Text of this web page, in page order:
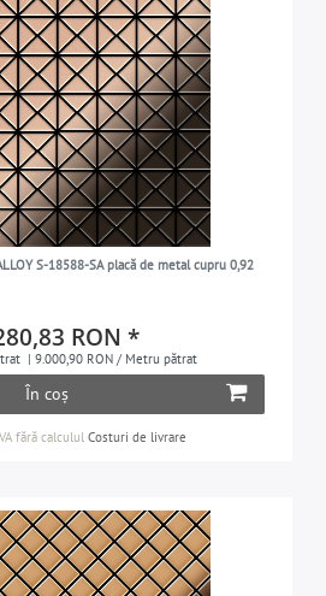
S-18588-SA placă de metal cupru 0,92
RON *
| 9.000,90 RON / Metru pătrat
În coș
fără calculul Costuri de livrare